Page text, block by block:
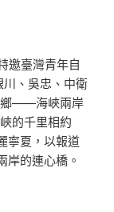
邀臺灣青年自
、吳忠、中衛
鄉——海峽兩岸
的千里相約
寧夏，以報道
岸的連心橋。